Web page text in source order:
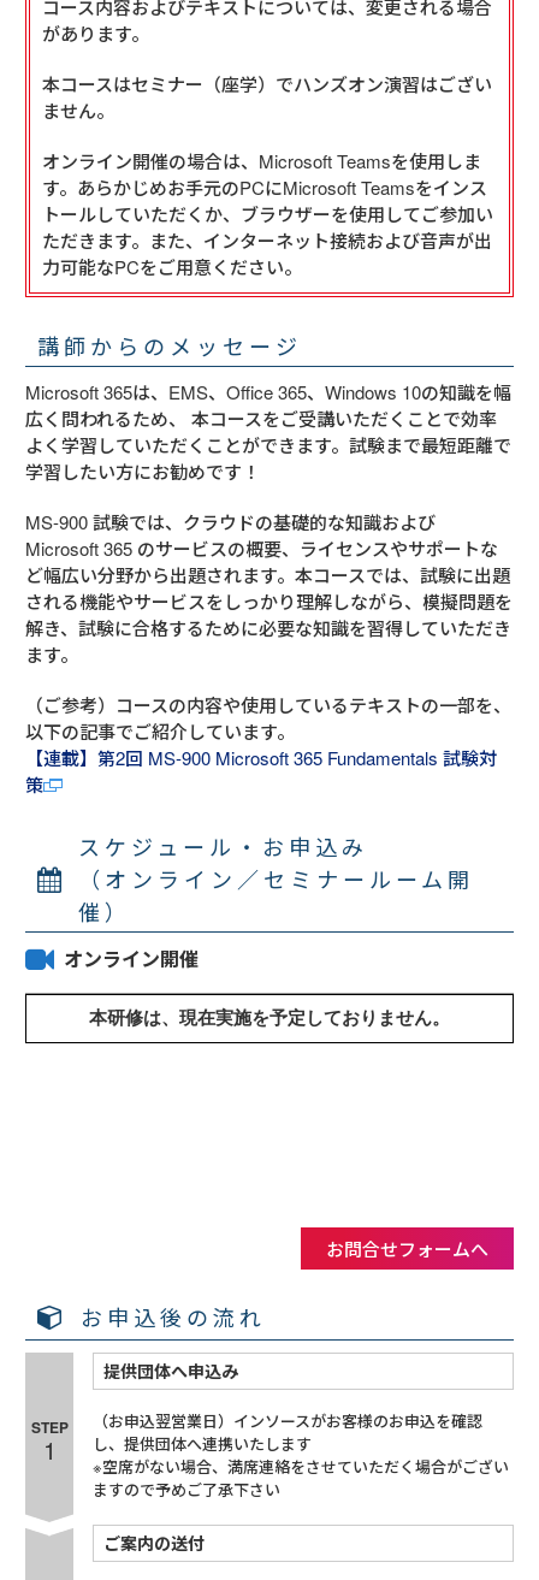
コース内容およびテキストについては、変更される場合
があります。
本コースはセミナー（座学）でハンズオン演習はござい
ません。
オンライン開催の場合は、Microsoft Teamsを使用しま
す。あらかじめお手元のPCにMicrosoft Teamsをインス
トールしていただくか、ブラウザーを使用してご参加い
ただきます。また、インターネット接続および音声が出
力可能なPCをご用意ください。
講師からのメッセージ
Microsoft 365は、EMS、Office 365、Windows 10の知識を幅
広く問われるため、 本コースをご受講いただくことで効率
よく学習していただくことができます。試験まで最短距離で
学習したい方にお勧めです！
MS-900 試験では、クラウドの基礎的な知識および
Microsoft 365 のサービスの概要、ライセンスやサポートな
ど幅広い分野から出題されます。本コースでは、試験に出題
される機能やサービスをしっかり理解しながら、模擬問題を
解き、試験に合格するために必要な知識を習得していただき
ます。
（ご参考）コースの内容や使用しているテキストの一部を、
以下の記事でご紹介しています。
【連載】第2回 MS-900 Microsoft 365 Fundamentals 試験対
策
スケジュール・お申込み
（オンライン／セミナールーム開
催）
オンライン開催
お問合せフォームへ
お申込後の流れ
STEP
1
提供団体へ申込み
（お申込翌営業日）インソースがお客様のお申込を確認
し、提供団体へ連携いたします
※空席がない場合、満席連絡をさせていただく場合がござい
ますので予めご了承下さい
ご案内の送付